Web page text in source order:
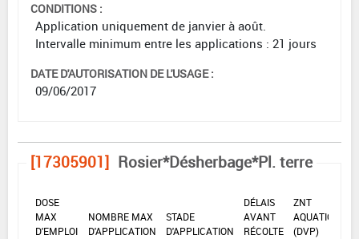
CONDITIONS :
Application uniquement de janvier à août.
Intervalle minimum entre les applications : 21 jours
DATE D'AUTORISATION DE L'USAGE :
09/06/2017
[17305901] Rosier*Désherbage*Pl. terre
DOSE
MAX
D'EMPLOI
NOMBRE MAX
D'APPLICATION
STADE
D'APPLICATION
DÉLAIS
AVANT
RÉCOLTE
ZNT
AQUATIQUE
(DVP)